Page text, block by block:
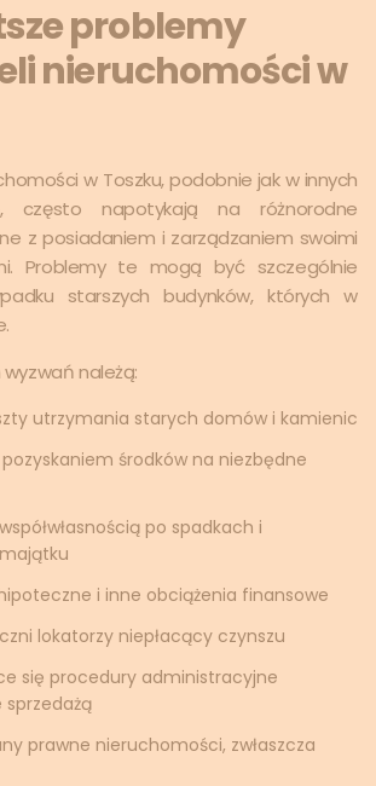
problemy
nieruchomości w
w Toszku, podobnie jak w innych
często napotykają na różnorodne
z posiadaniem i zarządzaniem swoimi
Problemy te mogą być szczególnie
starszych budynków, których w
należą:
utrzymania starych domów i kamienic
środków na niezbędne
po spadkach i
i inne obciążenia finansowe
lokatorzy niepłacący czynszu
się procedury administracyjne
sprzedażą
prawne nieruchomości, zwłaszcza